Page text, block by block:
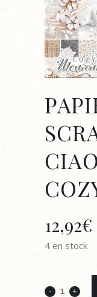
12,92€
4 en stock
PAPIER